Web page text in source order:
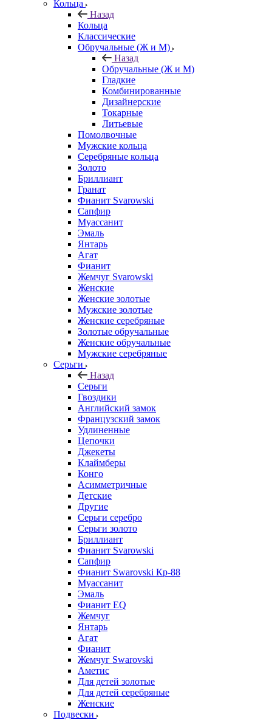
Кольца
Назад
Кольца
Классические
Обручальные (Ж и М)
Назад
Обручальные (Ж и М)
Гладкие
Комбинированные
Дизайнерские
Токарные
Литьевые
Помолвочные
Мужские кольца
Серебряные кольца
Золото
Бриллиант
Гранат
Фианит Svarowski
Сапфир
Муассанит
Эмаль
Янтарь
Агат
Фианит
Жемчуг Svarowski
Женские
Женские золотые
Мужские золотые
Женские серебряные
Золотые обручальные
Женские обручальные
Мужские серебряные
Серьги
Назад
Серьги
Гвоздики
Английский замок
Французский замок
Удлиненные
Цепочки
Джекеты
Клаймберы
Конго
Асимметричные
Детские
Другие
Серьги серебро
Серьги золото
Бриллиант
Фианит Svarowski
Сапфир
Фианит Swarovski Кр-88
Муассанит
Эмаль
Фианит EQ
Жемчуг
Янтарь
Агат
Фианит
Жемчуг Swarovski
Аметис
Для детей золотые
Для детей серебряные
Женские
Подвески